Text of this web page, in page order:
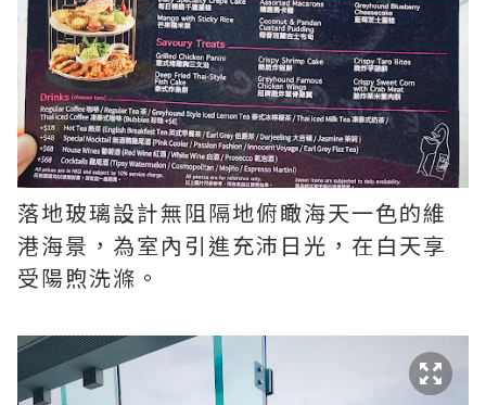
落地玻璃設計無阻隔地俯瞰海天一色的維
港海景，為室內引進充沛日光，在白天享
受陽煦洗滌。